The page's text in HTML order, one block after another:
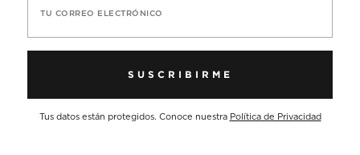
TU CORREO ELECTRÓNICO
SUSCRIBIRME
Tus datos están protegidos. Conoce nuestra Política de Privacidad